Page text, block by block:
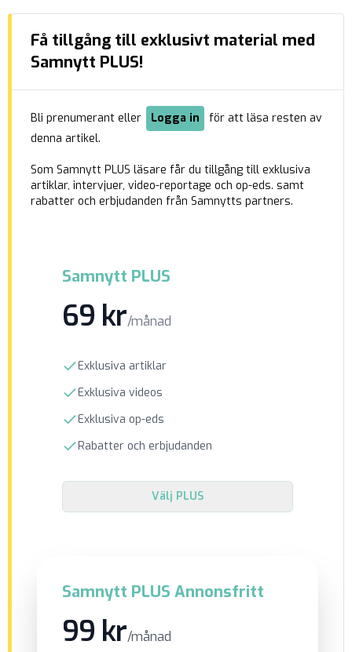
utlandsfödda och att bakgrund eller kön inte
tycks påverka sannolikheten att bevilja asyl.
Men inne på Migrationsverket möts rapporten av
skepsis. En av Samnytts källor, […]
Få tillgång till exklusivt material med
Samnytt PLUS!
Bli prenumerant eller Logga in
för att läsa resten av
denna artikel.
Som Samnytt PLUS läsare får du tillgång till exklusiva
artiklar, intervjuer, video-reportage och op-eds. samt
rabatter och erbjudanden från Samnytts partners.
Samnytt PLUS
69 kr/månad
Exklusiva artiklar
Exklusiva videos
Exklusiva op-eds
Rabatter och erbjudanden
Välj PLUS
Samnytt PLUS Annonsfritt
99 kr/månad